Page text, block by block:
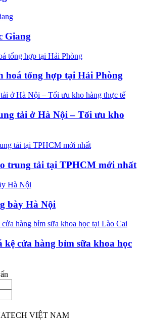
Giang
hoá tổng hợp tại Hải Phòng
tải ở Hà Nội – Tối ưu kho
trung tải tại TPHCM mới nhất
bày Hà Nội
cửa hàng bỉm sữa khoa học
VIỆT NAM